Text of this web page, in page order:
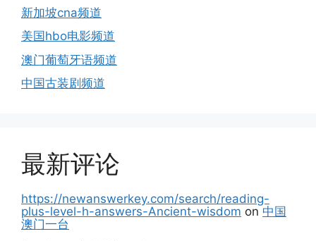
新加坡cna频道
美国hbo电影频道
澳门葡萄牙语频道
中国古装剧频道
最新评论
https://newanswerkey.com/search/reading-
plus-level-h-answers-Ancient-wisdom on 中国
澳门一台